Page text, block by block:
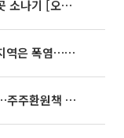
35도 안팎 무더위 이어져…전국 곳곳 소나기 [오늘 날씨]
동해안은 시간당 80㎜ 폭우, 그 외 지역은 폭염…‘극과 극 날씨’
SK하이닉스, 분기배당 375원 확정…주주환원책 9월로 앞당겨 발표